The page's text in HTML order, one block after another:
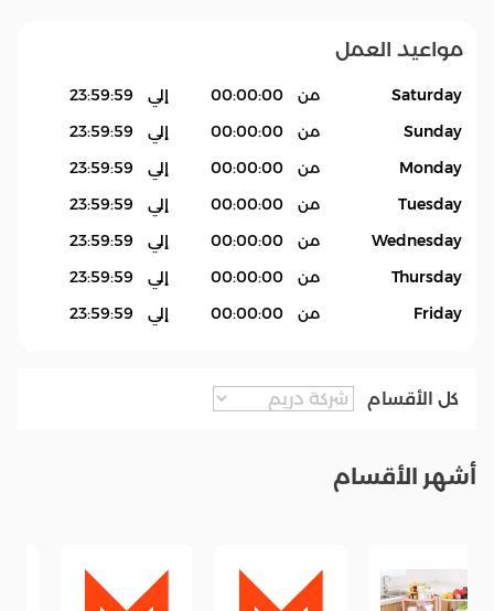
مواعيد العمل
Saturday من 00:00:00 إلي
23:59:59
Sunday
من 00:00:00 إلي
23:59:59
Monday
من 00:00:00 إلي
23:59:59
Tuesday
من 00:00:00 إلي
23:59:59
Wednesday
من 00:00:00 إلي
23:59:59
Thursday
من 00:00:00 إلي
23:59:59
Friday
من 00:00:00 إلي 23:59:59
كل الأقسام
أشهر الأقسام